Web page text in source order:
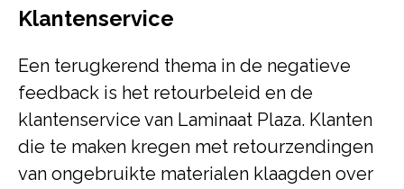
Klantenservice
Een terugkerend thema in de negatieve
feedback is het retourbeleid en de
klantenservice van Laminaat Plaza. Klanten
die te maken kregen met retourzendingen
van ongebruikte materialen klaagden over